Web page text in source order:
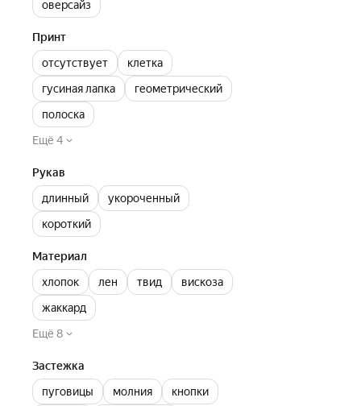
оверсайз
Принт
отсутствует
клетка
гусиная лапка
геометрический
полоска
Ещё 4
Рукав
длинный
укороченный
короткий
Материал
хлопок
лен твид
вискоза
жаккард
Ещё 8
Застежка
пуговицы
молния
кнопки